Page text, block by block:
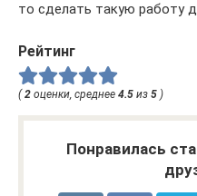
то сделать такую работу
Рейтинг
( 2 оценки, среднее 4.5 из 5 )
Понравилась